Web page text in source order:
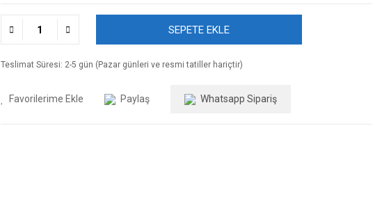
SEPETE EKLE
Teslimat Süresi: 2-5 gün (Pazar günleri ve resmi tatiller hariçtir)
Paylaş Whatsapp Sipariş